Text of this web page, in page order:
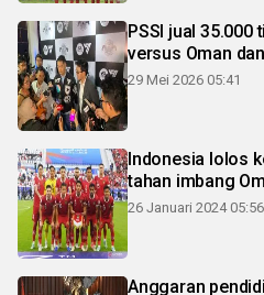
PSSI jual 35.000
versus Oman
29 Mei 2026 05:41
Indonesia lolos
tahan imbang
26 Januari 2024 05:56
Anggaran